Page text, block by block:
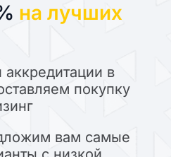
на лучших
в
покупку
вам самые